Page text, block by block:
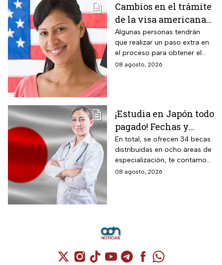
común.
Cambios en el trámite
de la visa americana
2026 y para quiénes
aplica
Algunas personas tendrán
que realizar un paso extra en
el proceso para obtener el
documento que permite
08 agosto, 2026
¡Estudia en Japón todo
pagado! Fechas y
requisitos de la
convocatoria para
becas de estancias en
2026
En total, se ofrecen 34 becas
distribuidas en ocho áreas de
especialización, te contamos
todos los detalles.
08 agosto, 2026
Cuenta de X / Twitter (se abre en una
Cuenta de Instagram (se abre en una
Cuenta de TikTok (se abre en
Cuenta de YouTube (se abre
Cuenta de Telegram (se
Cuenta de
Cuenta de